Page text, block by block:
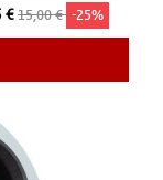
€15,00 € -25%